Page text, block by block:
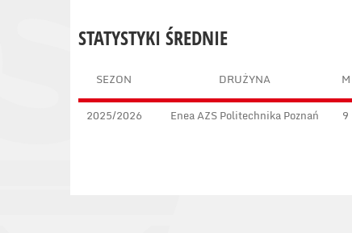
STATYSTYKI ŚREDNIE
SEZON DRUŻYNA M
2025/2026 Enea AZS Politechnika Poznań 9